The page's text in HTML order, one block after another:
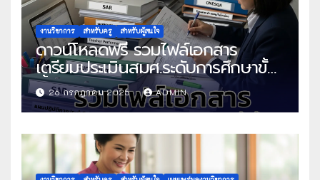
งานวิชาการ สำหรับครู สำหรับผู้สนใจ
ดาวน์โหลดฟรี รวมไฟล์เอกสาร
เตรียมประเมินสมศ.ระดับการศึกษาขั้น
พื้นฐาน
26 กรกฎาคม 2025 ADMIN